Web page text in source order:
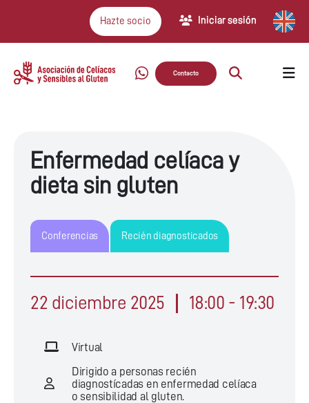
Hazte socio Iniciar sesión
Contacto
Enfermedad celíaca y
dieta sin gluten
Conferencias Recién diagnosticados
22 diciembre 2025 18:00 - 19:30
Virtual
Dirigido a personas recién
diagnostícadas en enfermedad celíaca
o sensibilidad al gluten.